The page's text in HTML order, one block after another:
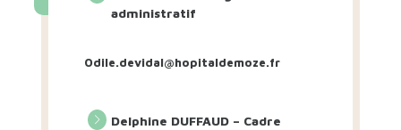
administratif
Odile.devidal@hopitaldemoze.fr
Delphine DUFFAUD – Cadre